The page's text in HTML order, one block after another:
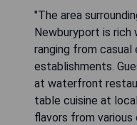
"The area
Newburyport is rich
ranging from
establishments.
at waterfront
table cuisine at
flavors from various